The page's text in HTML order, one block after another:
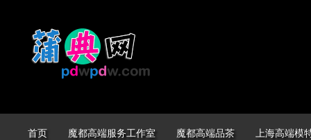
首页 魔都高端服务工作室 魔都高端品茶 上海高端模